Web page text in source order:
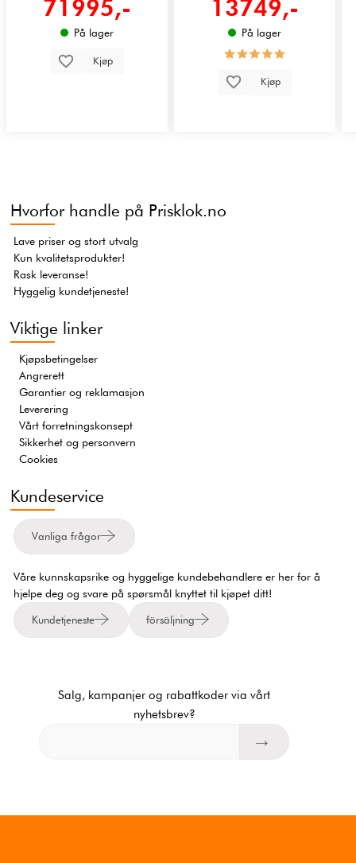
71995,-
På lager
Kjøp
13749,-
På lager
Kjøp
Hvorfor handle på Prisklok.no
Lave priser og stort utvalg
Kun kvalitetsprodukter!
Rask leveranse!
Hyggelig kundetjeneste!
Viktige linker
Kjøpsbetingelser
Angrerett
Garantier og reklamasjon
Leverering
Vårt forretningskonsept
Sikkerhet og personvern
Cookies
Kundeservice
Vanliga frågor
Våre kunnskapsrike og hyggelige kundebehandlere er her for å
hjelpe deg og svare på spørsmål knyttet til kjøpet ditt!
Kundetjeneste försäljning
Salg, kampanjer og rabattkoder via vårt
nyhetsbrev?